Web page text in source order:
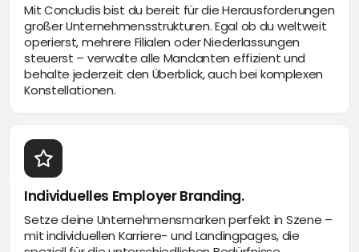
Mit Concludis bist du bereit für die Herausforderungen
großer Unternehmensstrukturen. Egal ob du weltweit
operierst, mehrere Filialen oder Niederlassungen
steuerst – verwalte alle Mandanten effizient und
behalte jederzeit den Überblick, auch bei komplexen
Konstellationen.
Individuelles Employer Branding.
Setze deine Unternehmensmarken perfekt in Szene –
mit individuellen Karriere- und Landingpages, die